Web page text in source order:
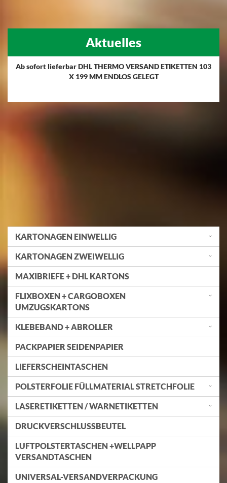
Aktuelles
Ab sofort lieferbar DHL THERMO VERSAND ETIKETTEN 103
X 199 MM ENDLOS GELEGT
KARTONAGEN EINWELLIG
KARTONAGEN ZWEIWELLIG
MAXIBRIEFE + DHL KARTONS
FLIXBOXEN + CARGOBOXEN
UMZUGSKARTONS
KLEBEBAND + ABROLLER
PACKPAPIER SEIDENPAPIER
LIEFERSCHEINTASCHEN
POLSTERFOLIE FÜLLMATERIAL STRETCHFOLIE
LASERETIKETTEN / WARNETIKETTEN
DRUCKVERSCHLUSSBEUTEL
LUFTPOLSTERTASCHEN +WELLPAPP
VERSANDTASCHEN
UNIVERSAL-VERSANDVERPACKUNG